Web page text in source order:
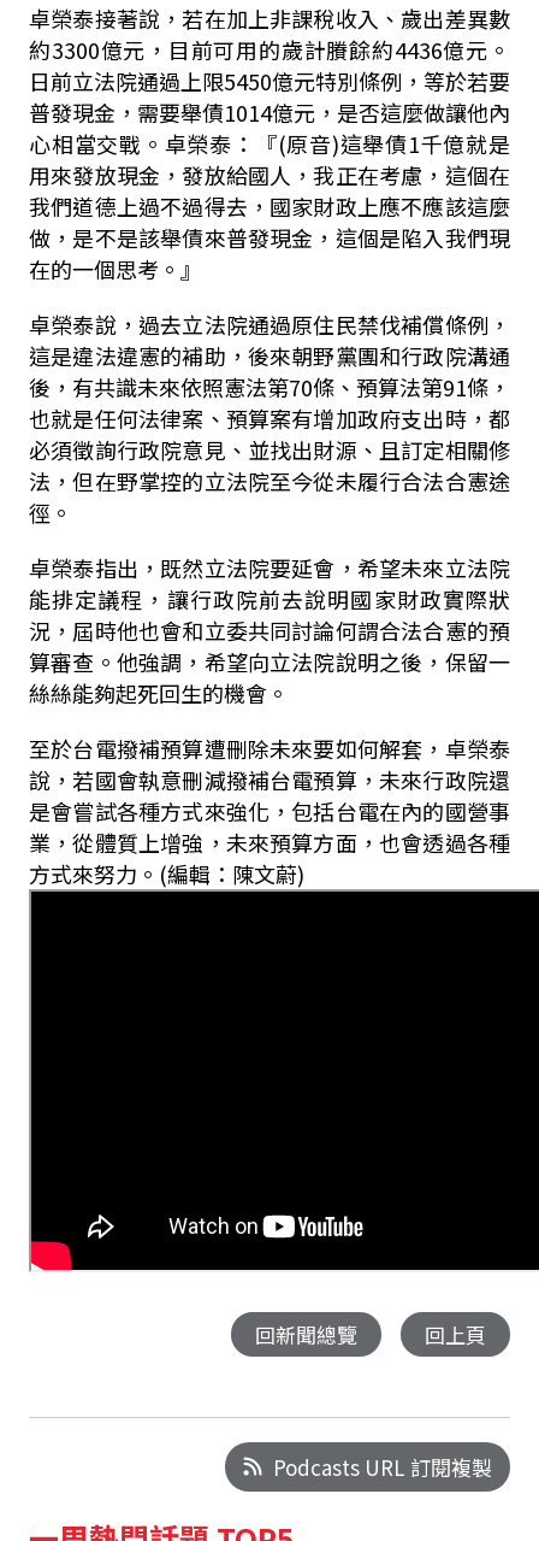
卓榮泰接著說，若在加上非課稅收入、歲出差異數
約3300億元，目前可用的歲計賸餘約4436億元。
日前立法院通過上限5450億元特別條例，等於若要
普發現金，需要舉債1014億元，是否這麼做讓他內
心相當交戰。卓榮泰：『(原音)這舉債1千億就是
用來發放現金，發放給國人，我正在考慮，這個在
我們道德上過不過得去，國家財政上應不應該這麼
做，是不是該舉債來普發現金，這個是陷入我們現
在的一個思考。』
卓榮泰說，過去立法院通過原住民禁伐補償條例，
這是違法違憲的補助，後來朝野黨團和行政院溝通
後，有共識未來依照憲法第70條、預算法第91條，
也就是任何法律案、預算案有增加政府支出時，都
必須徵詢行政院意見、並找出財源、且訂定相關修
法，但在野掌控的立法院至今從未履行合法合憲途
徑。
卓榮泰指出，既然立法院要延會，希望未來立法院
能排定議程，讓行政院前去說明國家財政實際狀
況，屆時他也會和立委共同討論何謂合法合憲的預
算審查。他強調，希望向立法院說明之後，保留一
絲絲能夠起死回生的機會。
至於台電撥補預算遭刪除未來要如何解套，卓榮泰
說，若國會執意刪減撥補台電預算，未來行政院還
是會嘗試各種方式來強化，包括台電在內的國營事
業，從體質上增強，未來預算方面，也會透過各種
方式來努力。(編輯：陳文蔚)
回新聞總覽 回上頁
Podcasts URL 訂閱複製